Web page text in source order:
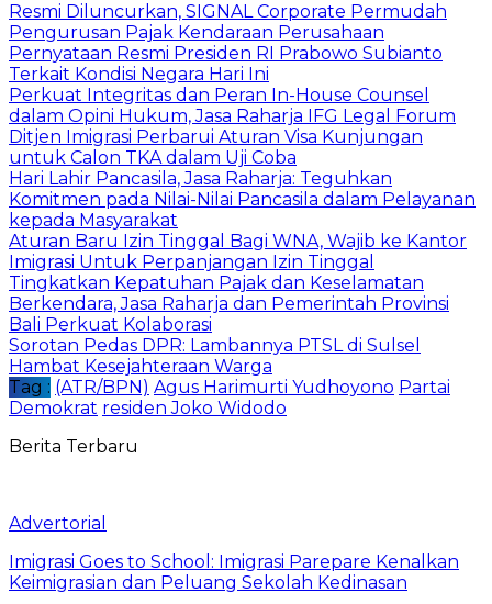
Resmi Diluncurkan, SIGNAL Corporate Permudah
Pengurusan Pajak Kendaraan Perusahaan
Pernyataan Resmi Presiden RI Prabowo Subianto
Terkait Kondisi Negara Hari Ini
Perkuat Integritas dan Peran In-House Counsel
dalam Opini Hukum, Jasa Raharja IFG Legal Forum
Ditjen Imigrasi Perbarui Aturan Visa Kunjungan
untuk Calon TKA dalam Uji Coba
Hari Lahir Pancasila, Jasa Raharja: Teguhkan
Komitmen pada Nilai-Nilai Pancasila dalam Pelayanan
kepada Masyarakat
Aturan Baru Izin Tinggal Bagi WNA, Wajib ke Kantor
Imigrasi Untuk Perpanjangan Izin Tinggal
Tingkatkan Kepatuhan Pajak dan Keselamatan
Berkendara, Jasa Raharja dan Pemerintah Provinsi
Bali Perkuat Kolaborasi
Sorotan Pedas DPR: Lambannya PTSL di Sulsel
Hambat Kesejahteraan Warga
Tag : (ATR/BPN) Agus Harimurti Yudhoyono Partai
Demokrat residen Joko Widodo
Berita Terbaru
Advertorial
Imigrasi Goes to School: Imigrasi Parepare Kenalkan
Keimigrasian dan Peluang Sekolah Kedinasan